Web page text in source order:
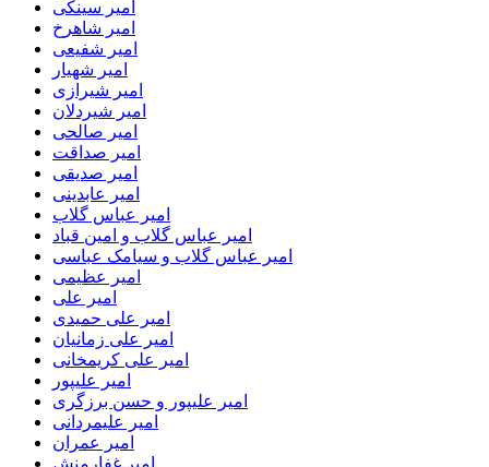
امیر سینکی
امیر شاهرخ
امیر شفیعی
امیر شهیار
امیر شیرازی
امیر شیردلان
امیر صالحی
امیر صداقت
امیر صدیقی
امیر عابدینی
امیر عباس گلاب
امیر عباس گلاب و امین قباد
امیر عباس گلاب و سیامک عباسی
امیر عظیمی
امیر علی
امیر علی حمیدی
امیر علی زمانیان
امیر علی کریمخانی
امیر علیپور
امیر علیپور و حسن برزگری
امیر علیمردانی
امیر عمران
امیر غفارمنش